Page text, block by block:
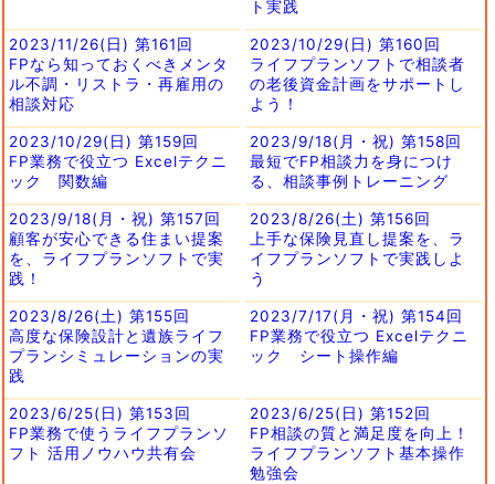
ト実践
2023/11/26(日) 第161回
FPなら知っておくべきメンタ
ル不調・リストラ・再雇用の
相談対応
2023/10/29(日) 第160回
ライフプランソフトで相談者
の老後資金計画をサポートし
よう！
2023/10/29(日) 第159回
FP業務で役立つ Excelテクニ
ック 関数編
2023/9/18(月・祝) 第158回
最短でFP相談力を身につけ
る、相談事例トレーニング
2023/9/18(月・祝) 第157回
顧客が安心できる住まい提案
を、ライフプランソフトで実
践！
2023/8/26(土) 第156回
上手な保険見直し提案を、ラ
イフプランソフトで実践しよ
う
2023/8/26(土) 第155回
高度な保険設計と遺族ライフ
プランシミュレーションの実
践
2023/7/17(月・祝) 第154回
FP業務で役立つ Excelテクニ
ック シート操作編
2023/6/25(日) 第153回
FP業務で使うライフプランソ
フト 活用ノウハウ共有会
2023/6/25(日) 第152回
FP相談の質と満足度を向上！
ライフプランソフト基本操作
勉強会